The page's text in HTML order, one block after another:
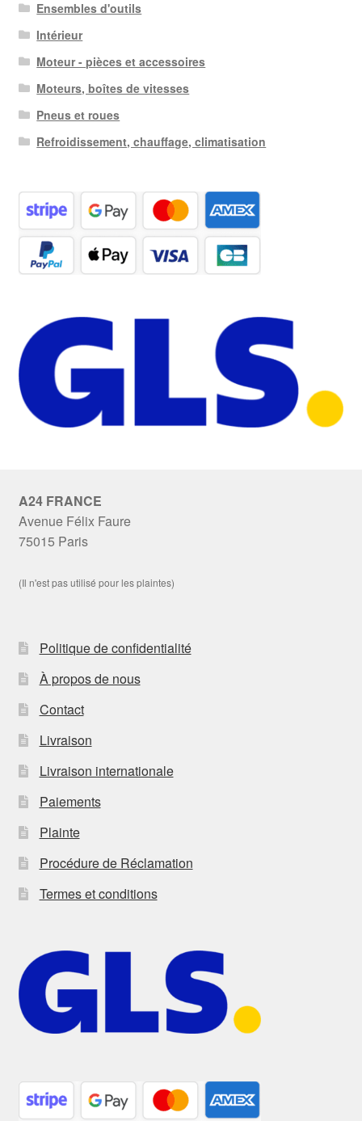
Ensembles d'outils
Intérieur
Moteur - pièces et accessoires
Moteurs, boîtes de vitesses
Pneus et roues
Refroidissement, chauffage, climatisation
A24 FRANCE
Avenue Félix Faure
75015 Paris
(Il n'est pas utilisé pour les plaintes)
Politique de confidentialité
À propos de nous
Contact
Livraison
Livraison internationale
Paiements
Plainte
Procédure de Réclamation
Termes et conditions